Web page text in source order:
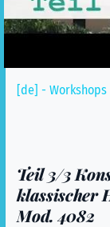
[de] - Workshops
Teil 3/3
klassischer
Mod. 4082